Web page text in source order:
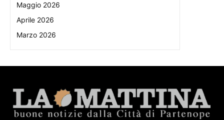
Maggio 2026
Aprile 2026
Marzo 2026